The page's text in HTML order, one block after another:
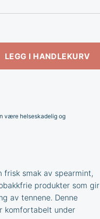
LEGG I HANDLEKURV
være helseskadelig og
frisk smak av spearmint,
produkter som gir
av tennene. Denne
komfortabelt under